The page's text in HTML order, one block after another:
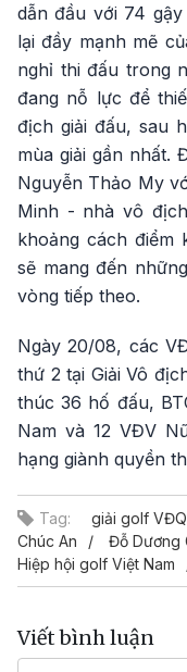
dẫn đầu với 74
lại đầy mạnh mẽ
nghỉ thi đấu trong
đang nỗ lực để
địch giải đấu, sau
mùa giải gần
Nguyễn Thảo My
Minh - nhà vô
khoảng cách điểm
sẽ mang đến
vòng tiếp theo.
Ngày 20/08, các
thứ 2 tại Giải Vô
thúc 36 hố đấu,
Nam và 12 VĐV
hạng giành quyền
Tag: giải golf
Chúc An
Đỗ Dương
Hiệp hội golf Việt Nam
Viết bình luận